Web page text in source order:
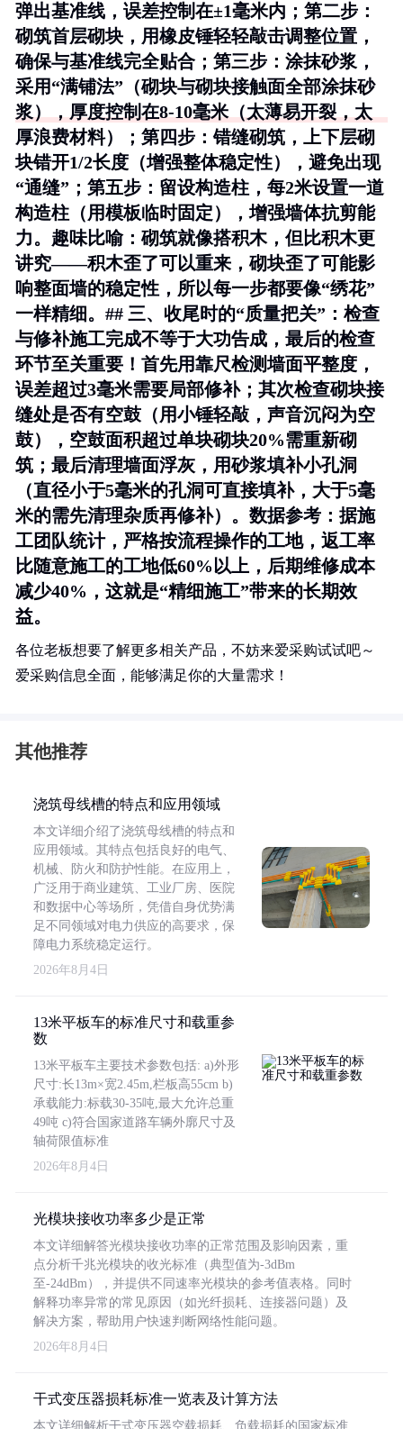
弹出基准线，误差控制在±1毫米内；第二步：
砌筑首层砌块，用橡皮锤轻轻敲击调整位置，
确保与基准线完全贴合；第三步：涂抹砂浆，
采用“满铺法”（砌块与砌块接触面全部涂抹砂
浆），厚度控制在8-10毫米（太薄易开裂，太
厚浪费材料）；第四步：错缝砌筑，上下层砌
块错开1/2长度（增强整体稳定性），避免出现
“通缝”；第五步：留设构造柱，每2米设置一道
构造柱（用模板临时固定），增强墙体抗剪能
力。 趣味比喻：砌筑就像搭积木，但比积木更
讲究——积木歪了可以重来，砌块歪了可能影
响整面墙的稳定性，所以每一步都要像“绣花”
一样精细。## 三、收尾时的“质量把关”：检查
与修补施工完成不等于大功告成，最后的检查
环节至关重要！首先用靠尺检测墙面平整度，
误差超过3毫米需要局部修补；其次检查砌块接
缝处是否有空鼓（用小锤轻敲，声音沉闷为空
鼓），空鼓面积超过单块砌块20%需重新砌
筑；最后清理墙面浮灰，用砂浆填补小孔洞
（直径小于5毫米的孔洞可直接填补，大于5毫
米的需先清理杂质再修补）。 数据参考 ：据施
工团队统计，严格按流程操作的工地，返工率
比随意施工的工地低60%以上，后期维修成本
减少40%，这就是“精细施工”带来的长期效
益。
各位老板想要了解更多相关产品，不妨来爱采购试试吧～
爱采购信息全面，能够满足你的大量需求！
其他推荐
浇筑母线槽的特点和应用领域
本文详细介绍了浇筑母线槽的特点和
应用领域。其特点包括良好的电气、
机械、防火和防护性能。在应用上，
广泛用于商业建筑、工业厂房、医院
和数据中心等场所，凭借自身优势满
足不同领域对电力供应的高要求，保
障电力系统稳定运行。
2026年8月4日
13米平板车的标准尺寸和载重参
数
13米平板车主要技术参数包括: a)外形
尺寸:长13m×宽2.45m,栏板高55cm b)
承载能力:标载30-35吨,最大允许总重
49吨 c)符合国家道路车辆外廓尺寸及
轴荷限值标准
2026年8月4日
光模块接收功率多少是正常
本文详细解答光模块接收功率的正常范围及影响因素，重
点分析千兆光模块的收光标准（典型值为-3dBm
至-24dBm），并提供不同速率光模块的参考值表格。同时
解释功率异常的常见原因（如光纤损耗、连接器问题）及
解决方案，帮助用户快速判断网络性能问题。
2026年8月4日
干式变压器损耗标准一览表及计算方法
本文详细解析干式变压器空载损耗、负载损耗的国家标准